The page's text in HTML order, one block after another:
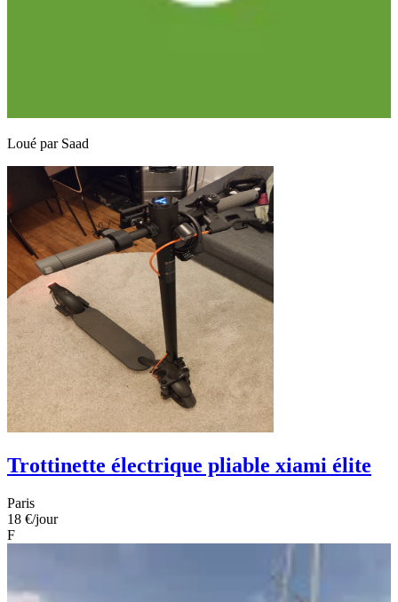
Loué par Saad
Trottinette électrique pliable xiami élite
Paris
18 €/jour
F